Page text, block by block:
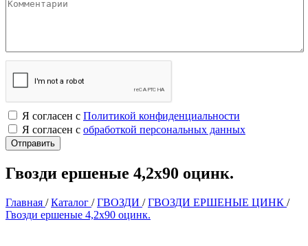
Я согласен с Политикой конфиденциальности
Я согласен с обработкой персональных данных
Гвозди ершеные 4,2х90 оцинк.
Главная /Каталог /ГВОЗДИ /ГВОЗДИ ЕРШЕНЫЕ ЦИНК /
Гвозди ершеные 4,2х90 оцинк.